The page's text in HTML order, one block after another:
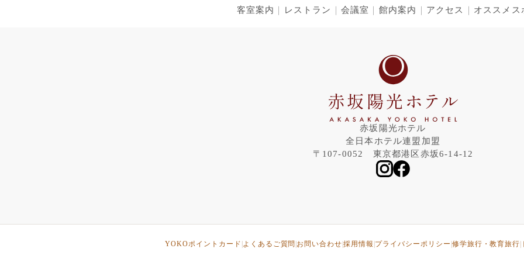
客室案内 レストラン 会議室 館内案内 アクセス オススメス
赤坂陽光ホテル
全日本ホテル連盟加盟
〒107-0052 東京都港区赤坂6-14-12
YOKOポイントカード よくあるご質問 お問い合わせ 採用情報 プライバシーポリシー 修学旅行・教育旅行